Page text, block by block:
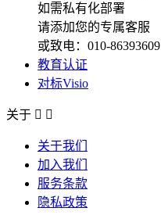
如需私有化部署
请添加您的专属客服
或致电：010-86393609
教育认证
对标Visio
关于  
关于我们
加入我们
服务条款
隐私政策